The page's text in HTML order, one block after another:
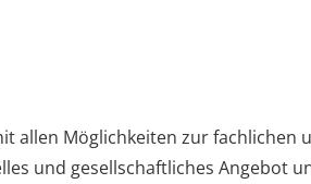
Möglichkeiten zur fachlichen
und gesellschaftliches Angebot